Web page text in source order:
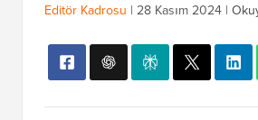
Editör Kadrosu | 28 Kasım 2024 |